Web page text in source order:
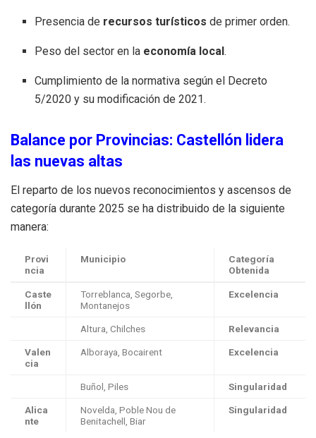
Presencia de recursos turísticos de primer orden.
Peso del sector en la economía local.
Cumplimiento de la normativa según el Decreto
5/2020 y su modificación de 2021.
Balance por Provincias: Castellón lidera
las nuevas altas
El reparto de los nuevos reconocimientos y ascensos de
categoría durante 2025 se ha distribuido de la siguiente
manera:
Provi
ncia
Municipio
Categoría
Obtenida
Caste
llón
Torreblanca, Segorbe,
Montanejos
Excelencia
Altura, Chilches Relevancia
Valen
cia
Alboraya, Bocairent Excelencia
Buñol, Piles Singularidad
Alica
nte
Novelda, Poble Nou de
Benitachell, Biar
Singularidad